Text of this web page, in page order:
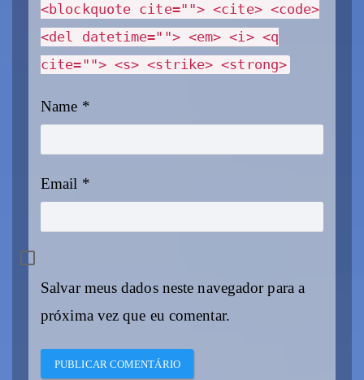
<blockquote cite=""> <cite> <code>
<del datetime=""> <em> <i> <q
cite=""> <s> <strike> <strong>
Name *
Email *
Salvar meus dados neste navegador para a
próxima vez que eu comentar.